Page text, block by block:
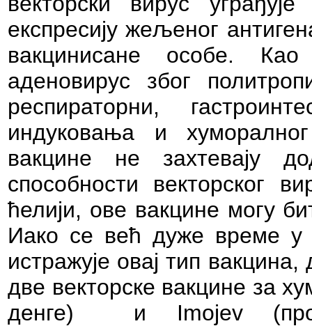
експресију жељеног
вакцинисане особе.
аденовирус због
респираторни,
индуковања и
вакцине не захтевају
способности векторског
ћелији, ове вакцине могу
Иако се већ дуже време у
истражује овај тип
две векторске вакцине за
денге) и Imojev